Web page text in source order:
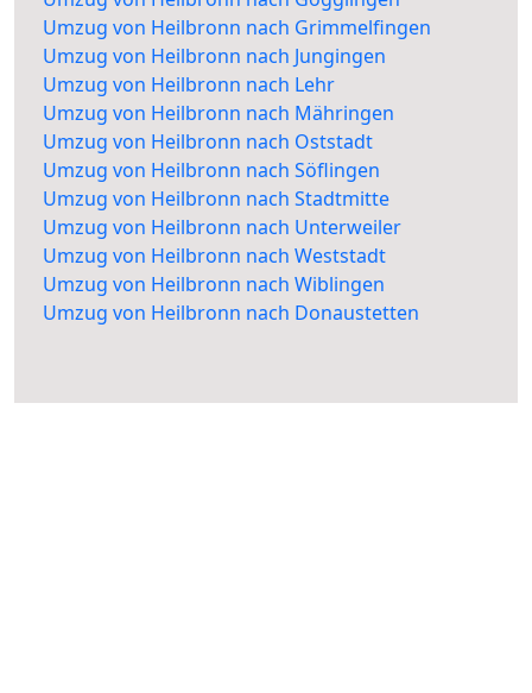
Umzug von Heilbronn nach Grimmelfingen
Umzug von Heilbronn nach Jungingen
Umzug von Heilbronn nach Lehr
Umzug von Heilbronn nach Mähringen
Umzug von Heilbronn nach Oststadt
Umzug von Heilbronn nach Söflingen
Umzug von Heilbronn nach Stadtmitte
Umzug von Heilbronn nach Unterweiler
Umzug von Heilbronn nach Weststadt
Umzug von Heilbronn nach Wiblingen
Umzug von Heilbronn nach Donaustetten